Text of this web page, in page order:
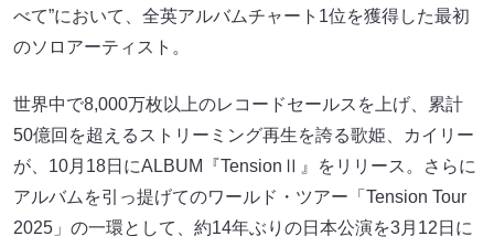
べて”において、全英アルバムチャート1位を獲得した最初
のソロアーティスト。
世界中で8,000万枚以上のレコードセールスを上げ、累計
50億回を超えるストリーミング再生を誇る歌姫、カイリー
が、10月18日にALBUM『TensionⅡ』をリリース。さらに
アルバムを引っ提げてのワールド・ツアー「Tension Tour
2025」の一環として、約14年ぶりの日本公演を3月12日に